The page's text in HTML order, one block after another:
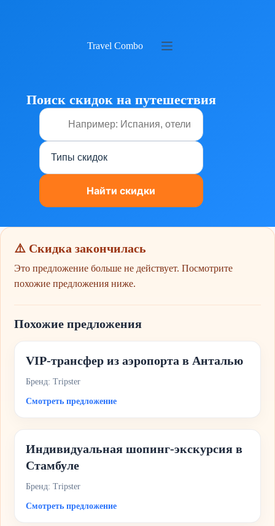
Travel Combo
Поиск скидок на путешествия
⚠️ Скидка закончилась
Это предложение больше не действует. Посмотрите
похожие предложения ниже.
Похожие предложения
VIP-трансфер из аэропорта в Анталью
Бренд: Tripster
Смотреть предложение
Индивидуальная шопинг-экскурсия в
Стамбуле
Бренд: Tripster
Смотреть предложение